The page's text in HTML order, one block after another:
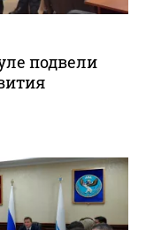
подвели